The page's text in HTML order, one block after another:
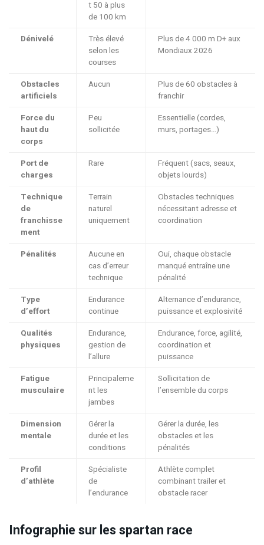
t 50 à plus
de 100 km
Dénivelé
Très élevé
selon les
courses
Plus de 4 000 m D+ aux
Mondiaux 2026
Obstacles
artificiels
Aucun
Plus de 60 obstacles à
franchir
Force du
haut du
corps
Peu
sollicitée
Essentielle (cordes,
murs, portages…)
Port de
charges
Rare
Fréquent (sacs, seaux,
objets lourds)
Technique
de
franchisse
ment
Terrain
naturel
uniquement
Obstacles techniques
nécessitant adresse et
coordination
Pénalités
Aucune en
cas d’erreur
technique
Oui, chaque obstacle
manqué entraîne une
pénalité
Type
d’effort
Endurance
continue
Alternance d’endurance,
puissance et explosivité
Qualités
physiques
Endurance,
gestion de
l’allure
Endurance, force, agilité,
coordination et
puissance
Fatigue
musculaire
Principaleme
nt les
jambes
Sollicitation de
l’ensemble du corps
Dimension
mentale
Gérer la
durée et les
conditions
Gérer la durée, les
obstacles et les
pénalités
Profil
d’athlète
Spécialiste
de
l’endurance
Athlète complet
combinant trailer et
obstacle racer
Infographie sur les spartan race